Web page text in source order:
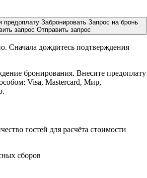
предоплату Забронировать Запрос на бронь
запрос Отправить запрос
Сначала дождитесь подтверждения
бронирования. Внесите предоплату
Visa, Mastercard, Мир,
гостей для расчёта стоимости
сборов